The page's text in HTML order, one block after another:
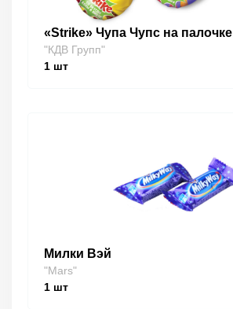
«Strike» Чупа Чупс на палочке
"КДВ Групп"
1 шт
Милки Вэй
"Mars"
1 шт